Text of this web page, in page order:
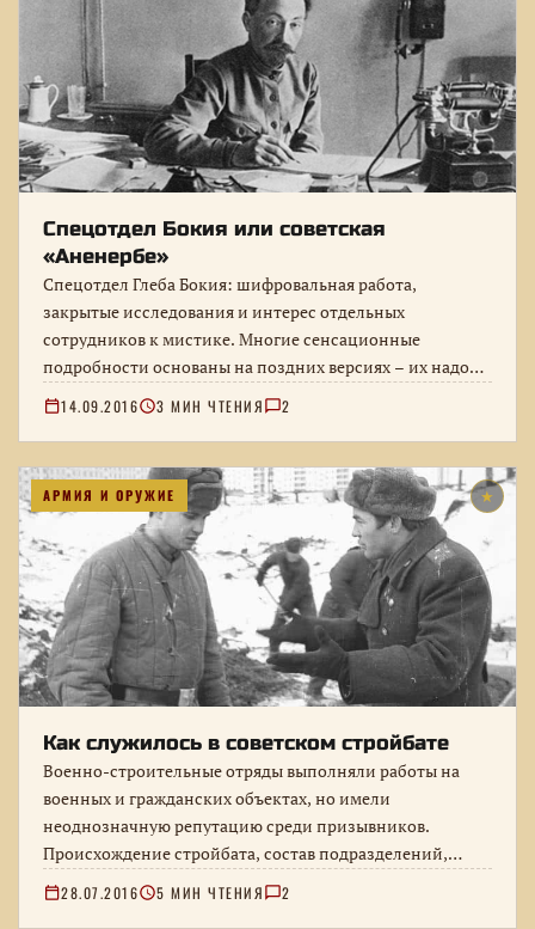
Спецотдел Бокия или советская
«Аненербе»
Спецотдел Глеба Бокия: шифровальная работа,
закрытые исследования и интерес отдельных
сотрудников к мистике. Многие сенсационные
подробности основаны на поздних версиях – их надо
отделять от…
14.09.2016 3 МИН ЧТЕНИЯ 2
АРМИЯ И ОРУЖИЕ ★
Как служилось в советском стройбате
Военно-строительные отряды выполняли работы на
военных и гражданских объектах, но имели
неоднозначную репутацию среди призывников.
Происхождение стройбата, состав подразделений,
служебный быт и причины многочисленных
28.07.2016 5 МИН ЧТЕНИЯ 2